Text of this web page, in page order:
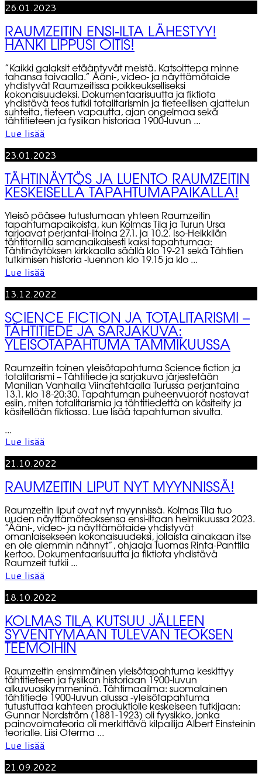
26.01.2023
RAUMZEITIN ENSI-ILTA LÄHESTYY!
HANKI LIPPUSI OITIS!
”Kaikki galaksit etääntyvät meistä. Katsoittepa minne
tahansa taivaalla.” Ääni-, video- ja näyttämötaide
yhdistyvät Raumzeitissa poikkeukselliseksi
kokonaisuudeksi. Dokumentaarisuutta ja fiktiota
yhdistävä teos tutkii totalitarismin ja tieteellisen ajattelun
suhteita, tieteen vapautta, ajan ongelmaa sekä
tähtitieteen ja fysiikan historiaa 1900-luvun ...
Lue lisää
23.01.2023
TÄHTINÄYTÖS JA LUENTO RAUMZEITIN
KESKEISELLÄ TAPAHTUMAPAIKALLA!
Yleisö pääsee tutustumaan yhteen Raumzeitin
tapahtumapaikoista, kun Kolmas Tila ja Turun Ursa
tarjoavat perjantai-iltoina 27.1. ja 10.2. Iso-Heikkilän
tähtitornilla samanaikaisesti kaksi tapahtumaa:
Tähtinäytöksen kirkkaalla säällä klo 19-21 sekä Tähtien
tutkimisen historia -luennon klo 19.15 ja klo ...
Lue lisää
13.12.2022
SCIENCE FICTION JA TOTALITARISMI –
TÄHTITIEDE JA SARJAKUVA:
YLEISÖTAPAHTUMA TAMMIKUUSSA
Raumzeitin toinen yleisötapahtuma Science fiction ja
totalitarismi – Tähtitiede ja sarjakuva järjestetään
Manillan Vanhalla Viinatehtaalla Turussa perjantaina
13.1. klo 18-20:30. Tapahtuman puheenvuorot nostavat
esiin, miten totalitarismia ja tähtitiedettä on käsitelty ja
käsitellään fiktiossa. Lue lisää tapahtuman sivulta.
...
Lue lisää
21.10.2022
RAUMZEITIN LIPUT NYT MYYNNISSÄ!
Raumzeitin liput ovat nyt myynnissä. Kolmas Tila tuo
uuden näyttämöteoksensa ensi-iltaan helmikuussa 2023.
”Ääni-, video- ja näyttämötaide yhdistyvät
omanlaisekseen kokonaisuudeksi, jollaista ainakaan itse
en ole aiemmin nähnyt”, ohjaaja Tuomas Rinta-Panttila
kertoo. Dokumentaarisuutta ja fiktiota yhdistävä
Raumzeit tutkii ...
Lue lisää
18.10.2022
KOLMAS TILA KUTSUU JÄLLEEN
SYVENTYMÄÄN TULEVAN TEOKSEN
TEEMOIHIN
Raumzeitin ensimmäinen yleisötapahtuma keskittyy
tähtitieteen ja fysiikan historiaan 1900-luvun
alkuvuosikymmeninä. Tähtimaailma: suomalainen
tähtitiede 1900-luvun alussa -yleisötapahtuma
tutustuttaa kahteen produktiolle keskeiseen tutkijaan:
Gunnar Nordström (1881-1923) oli fyysikko, jonka
painovoimateoria oli merkittävä kilpailija Albert Einsteinin
teorialle. Liisi Oterma ...
Lue lisää
21.09.2022